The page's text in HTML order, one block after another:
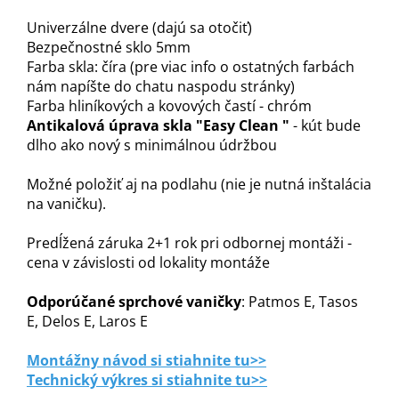
Univerzálne dvere (dajú sa otočiť)
Bezpečnostné sklo 5mm
Farba skla: číra (pre viac info o ostatných farbách
nám napíšte do chatu naspodu stránky)
Farba hliníkových a kovových častí - chróm
Antikalová úprava skla "Easy Clean " - kút bude
dlho ako nový s minimálnou údržbou
Možné položiť aj na podlahu (nie je nutná inštalácia
na vaničku).
Predĺžená záruka 2+1 rok pri odbornej montáži -
cena v závislosti od lokality montáže
Odporúčané sprchové vaničky: Patmos E, Tasos
E, Delos E, Laros E
Montážny návod si stiahnite tu>>
Technický výkres si stiahnite tu>>